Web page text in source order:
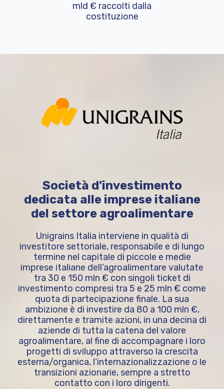
mld € raccolti dalla
costituzione
Società d’investimento
dedicata alle imprese italiane
del settore agroalimentare
Unigrains Italia interviene in qualità di
investitore settoriale, responsabile e di lungo
termine nel capitale di piccole e medie
imprese italiane dell’agroalimentare valutate
tra 30 e 150 mln € con singoli ticket di
investimento compresi tra 5 e 25 mln € come
quota di partecipazione finale. La sua
ambizione è di investire da 80 a 100 mln €,
direttamente e tramite azioni, in una decina di
aziende di tutta la catena del valore
agroalimentare, al fine di accompagnare i loro
progetti di sviluppo attraverso la crescita
esterna/organica, l’internazionalizzazione o le
transizioni azionarie, sempre a stretto
contatto con i loro dirigenti.